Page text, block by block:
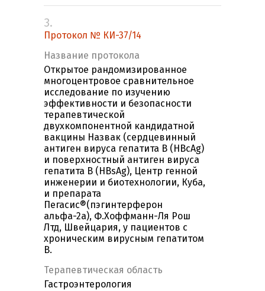
3.
Протокол № КИ-37/14
Название протокола
Открытое рандомизированное
многоцентровое сравнительное
исследование по изучению
эффективности и безопасности
терапевтической
двухкомпонентной кандидатной
вакцины Назвак (сердцевинный
антиген вируса гепатита В (HBcAg)
и поверхностный антиген вируса
гепатита В (HBsAg), Центр генной
инженерии и биотехнологии, Куба,
и препарата
Пегасис®(пэгинтерферон
альфа-2а), Ф.Хоффманн-Ля Рош
Лтд, Швейцария, у пациентов с
хроническим вирусным гепатитом
В.
Терапевтическая область
Гастроэнтерология